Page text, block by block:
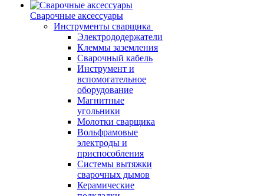
Сварочные аксессуары
Инструменты сварщика
Электрододержатели
Клеммы заземления
Сварочный кабель
Инструмент и
вспомогательное
оборудование
Магнитные
угольники
Молотки сварщика
Вольфрамовые
электроды и
приспособления
Системы вытяжки
сварочных дымов
Керамические